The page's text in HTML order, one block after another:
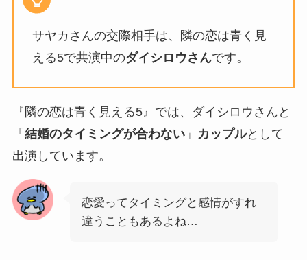
サヤカさんの交際相手は、隣の恋は青く見
える5で共演中のダイシロウさんです。
『隣の恋は青く見える5』では、ダイシロウさんと
「 結婚のタイミングが合わない」 カップルとして
出演しています。
恋愛ってタイミングと感情がすれ
違うこともあるよね…